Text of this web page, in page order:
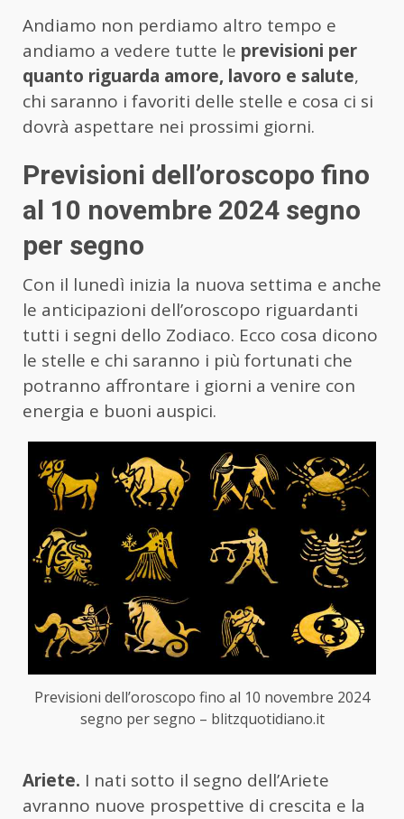
Andiamo non perdiamo altro tempo e
andiamo a vedere tutte le previsioni per
quanto riguarda amore, lavoro e salute,
chi saranno i favoriti delle stelle e cosa ci si
dovrà aspettare nei prossimi giorni.
Previsioni dell’oroscopo fino
al 10 novembre 2024 segno
per segno
Con il lunedì inizia la nuova settima e anche
le anticipazioni dell’oroscopo riguardanti
tutti i segni dello Zodiaco. Ecco cosa dicono
le stelle e chi saranno i più fortunati che
potranno affrontare i giorni a venire con
energia e buoni auspici.
Previsioni dell’oroscopo fino al 10 novembre 2024
segno per segno – blitzquotidiano.it
Ariete. I nati sotto il segno dell’Ariete
avranno nuove prospettive di crescita e la